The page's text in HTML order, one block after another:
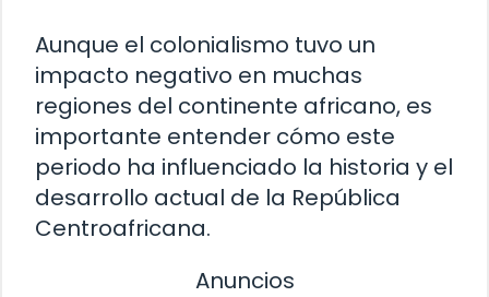
Aunque el colonialismo tuvo un
impacto negativo en muchas
regiones del continente africano, es
importante entender cómo este
periodo ha influenciado la historia y el
desarrollo actual de la República
Centroafricana.
Anuncios